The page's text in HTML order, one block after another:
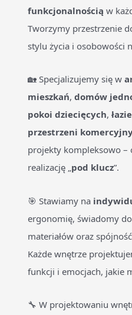
funkcjonalnością w
Tworzymy przestrzenie
stylu życia i osobowości
🏡 Specjalizujemy się w
mieszkań, domów
pokoi dziecięcych,
przestrzeni
projekty kompleksowo –
realizację „pod klucz”.
🎯 Stawiamy na
ergonomię, świadomy
materiałów oraz
Każde wnętrze
funkcji i emocjach, jakie
🔧 W projektowaniu